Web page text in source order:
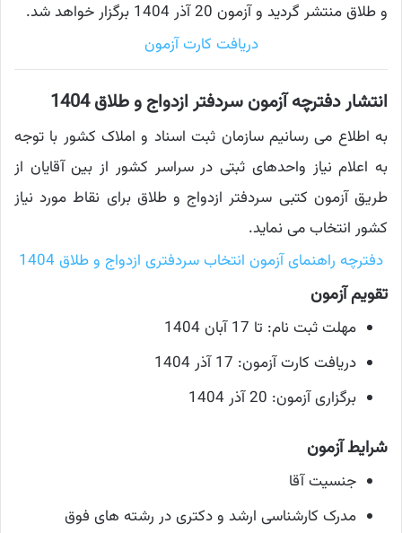
و طلاق منتشر گردید و آزمون 20 آذر 1404 برگزار خواهد شد.
دریافت کارت آزمون
انتشار دفترچه آزمون سردفتر ازدواج و طلاق 1404
به اطلاع می رسانیم سازمان ثبت اسناد و املاک کشور با توجه
به اعلام نیاز واحدهای ثبتی در سراسر کشور از بین آقایان از
طریق آزمون کتبی سردفتر ازدواج و طلاق برای نقاط مورد نیاز
کشور انتخاب می نماید.
دفترچه راهنمای آزمون انتخاب سردفتری ازدواج و طلاق 1404
تقویم آزمون
مهلت ثبت نام: تا 17 آبان 1404
دریافت کارت آزمون: 17 آذر 1404
برگزاری آزمون: 20 آذر 1404
شرایط آزمون
جنسیت آقا
مدرک کارشناسی ارشد و دکتری در رشته های فوق